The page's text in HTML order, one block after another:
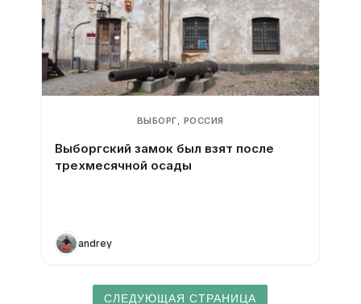
ВЫБОРГ, РОССИЯ
Выборгский замок был взят после
трехмесячной осады
andrey
СЛЕДУЮЩАЯ СТРАНИЦА